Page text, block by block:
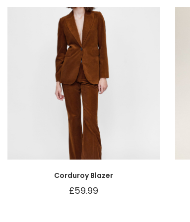
Corduroy Blazer
£59.99